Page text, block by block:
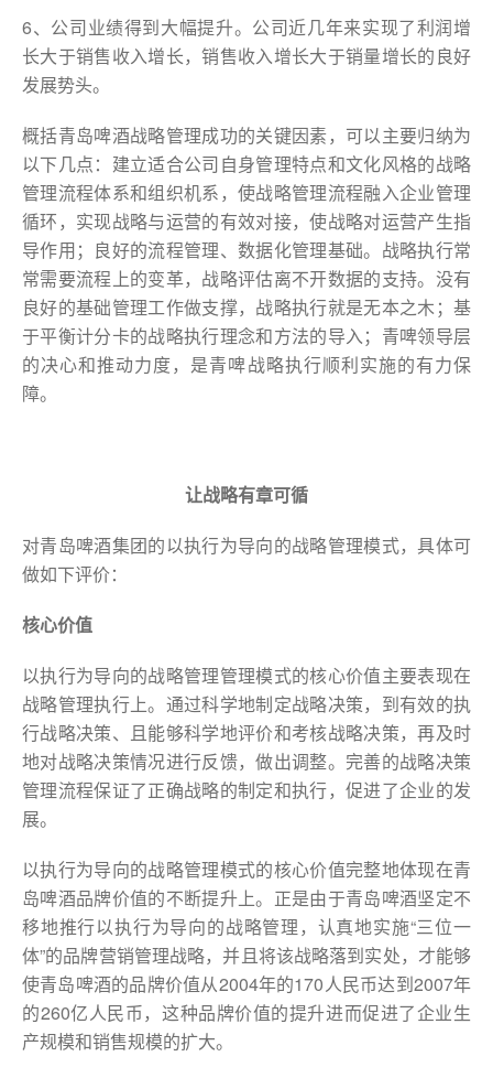
6、公司业绩得到大幅提升。公司近几年来实现了利润增
长大于销售收入增长，销售收入增长大于销量增长的良好
发展势头。
概括青岛啤酒战略管理成功的关键因素，可以主要归纳为
以下几点：建立适合公司自身管理特点和文化风格的战略
管理流程体系和组织机系，使战略管理流程融入企业管理
循环，实现战略与运营的有效对接，使战略对运营产生指
导作用；良好的流程管理、数据化管理基础。战略执行常
常需要流程上的变革，战略评估离不开数据的支持。没有
良好的基础管理工作做支撑，战略执行就是无本之木；基
于平衡计分卡的战略执行理念和方法的导入；青啤领导层
的决心和推动力度，是青啤战略执行顺利实施的有力保
障。
让战略有章可循
对青岛啤酒集团的以执行为导向的战略管理模式，具体可
做如下评价：
核心价值
以执行为导向的战略管理管理模式的核心价值主要表现在
战略管理执行上。通过科学地制定战略决策，到有效的执
行战略决策、且能够科学地评价和考核战略决策，再及时
地对战略决策情况进行反馈，做出调整。完善的战略决策
管理流程保证了正确战略的制定和执行，促进了企业的发
展。
以执行为导向的战略管理模式的核心价值完整地体现在青
岛啤酒品牌价值的不断提升上。正是由于青岛啤酒坚定不
移地推行以执行为导向的战略管理，认真地实施“三位一
体”的品牌营销管理战略，并且将该战略落到实处，才能够
使青岛啤酒的品牌价值从2004年的170人民币达到2007年
的260亿人民币，这种品牌价值的提升进而促进了企业生
产规模和销售规模的扩大。